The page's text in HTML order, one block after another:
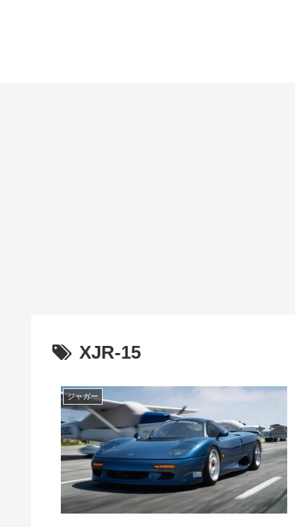
XJR-15
ジャガー